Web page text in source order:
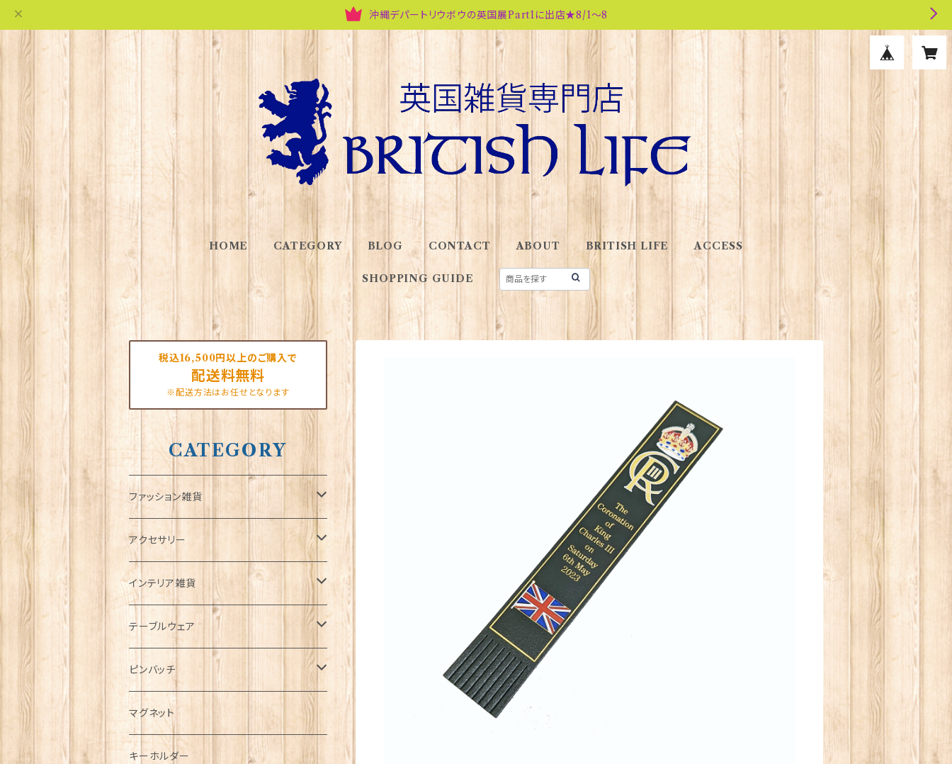
沖縄デパートリウボウの英国展Part1に出店★8/1～8
HOME CATEGORY BLOG CONTACT ABOUT BRITISH LIFE ACCESS
SHOPPING GUIDE
税込16,500円以上のご購入で
配送料無料
※配送方法はお任せとなります
CATEGORY
ファッション雑貨
タータンネクタイ
帽子
キャップ
ハンチング帽
キャスケット
ディアストーカー
Tシャツ
マフラー
タータン【Bronte by Moon】
タータン【Glencroft】
サッシュ
スカーフ
アクセサリー
ORTAK
ブローチ
ペンダント
チャーム
その他のアクセサリー
インテリア雑貨
インテリア置物
ラブスプーン
ラブスプーン【SION LLEWELLYN】
ラブスプーン【PAUL CURTIS】
ファブリック
テーブルウェア
ティータオル
ペーパーナプキン
ティーコジー
ピンバッチ
ジェネラルデザイン
乗り物
ミリタリー
マグネット
キーホルダー